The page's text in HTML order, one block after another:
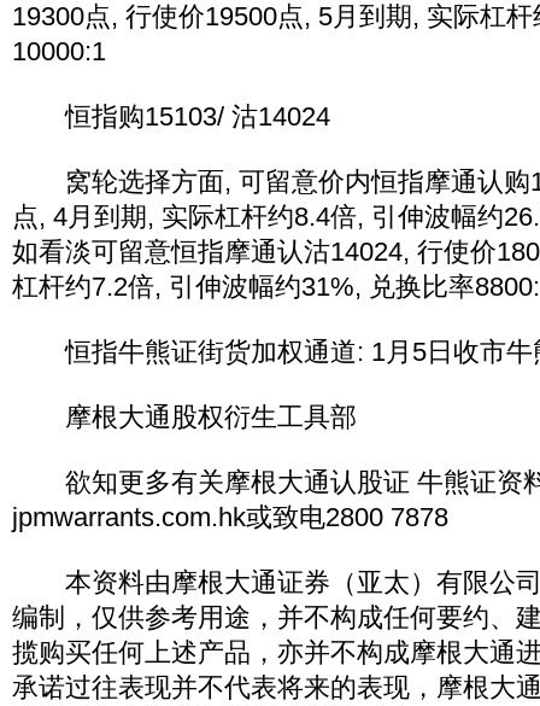
19300点, 行使价19500点, 5月到期, 实际杠
10000:1
恒指购15103/ 沽14024
窝轮选择方面, 可留意价内恒指摩通认购
点, 4月到期, 实际杠杆约8.4倍, 引伸波幅约
如看淡可留意恒指摩通认沽14024, 行使价
杠杆约7.2倍, 引伸波幅约31%, 兑换比率
恒指牛熊证街货加权通道: 1月5日收市牛
摩根大通股权衍生工具部
欲知更多有关摩根大通认股证 牛熊证资
jpmwarrants.com.hk或致电2800 7878
本资料由摩根大通证券（亚太）有限公
编制，仅供参考用途，并不构成任何要约、
揽购买任何上述产品，亦并不构成摩根大通
承诺过往表现并不代表将来的表现，摩根大